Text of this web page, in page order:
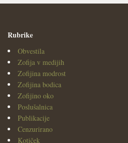
Rubrike
Obvestila
Zofija v medijih
Zofijina modrost
Zofijina bodica
Zofijino oko
Poslušalnica
Publikacije
Cenzurirano
Kotiček